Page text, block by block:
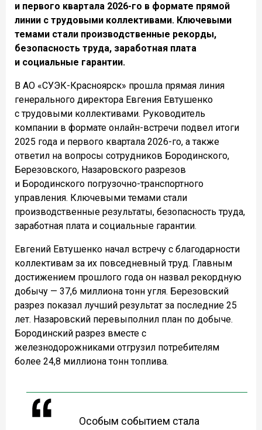
и первого квартала 2026-го в формате прямой
линии с трудовыми коллективами. Ключевыми
темами стали производственные рекорды,
безопасность труда, заработная плата
и социальные гарантии.
В АО «СУЭК-Красноярск» прошла прямая линия
генерального директора Евгения Евтушенко
с трудовыми коллективами. Руководитель
компании в формате онлайн-встречи подвел итоги
2025 года и первого квартала 2026-го, а также
ответил на вопросы сотрудников Бородинского,
Березовского, Назаровского разрезов
и Бородинского погрузочно-транспортного
управления. Ключевыми темами стали
производственные результаты, безопасность труда,
заработная плата и социальные гарантии.
Евгений Евтушенко начал встречу с благодарности
коллективам за их повседневный труд. Главным
достижением прошлого года он назвал рекордную
добычу — 37,6 миллиона тонн угля. Березовский
разрез показал лучший результат за последние 25
лет. Назаровский перевыполнил план по добыче.
Бородинский разрез вместе с
железнодорожниками отгрузил потребителям
более 24,8 миллиона тонн топлива.
Особым событием стала